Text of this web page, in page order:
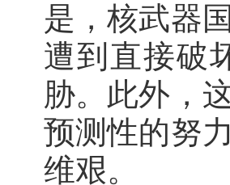
是，核武器
遭到直接破
胁。此外，
预测性的努
维艰。